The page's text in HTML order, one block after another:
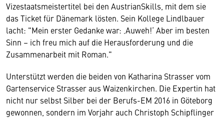
Vizestaatsmeistertitel bei den AustrianSkills, mit dem sie
das Ticket für Dänemark lösten. Sein Kollege Lindlbauer
lacht: "Mein erster Gedanke war: ‚Auweh!‘ Aber im besten
Sinn – ich freu mich auf die Herausforderung und die
Zusammenarbeit mit Roman."
Unterstützt werden die beiden von Katharina Strasser vom
Gartenservice Strasser aus Waizenkirchen. Die Expertin hat
nicht nur selbst Silber bei der Berufs-EM 2016 in Göteborg
gewonnen, sondern im Vorjahr auch Christoph Schipflinger